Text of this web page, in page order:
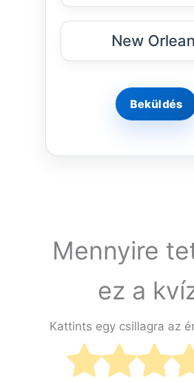
New
Mennyire
ez a
Kattints egy csillagra az